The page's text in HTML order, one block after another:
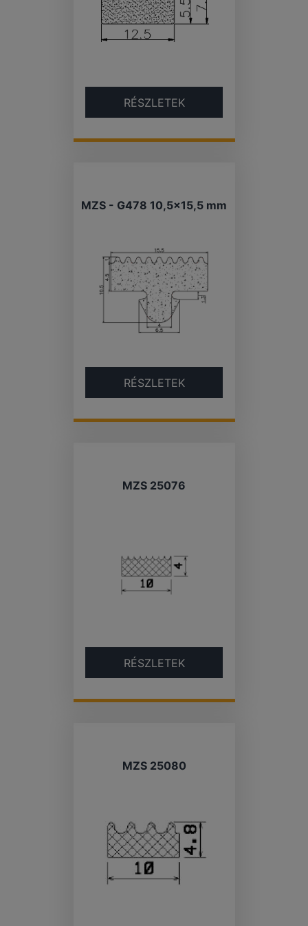
RÉSZLETEK
MZS - G478 10,5×15,5 mm
RÉSZLETEK
MZS 25076
RÉSZLETEK
MZS 25080